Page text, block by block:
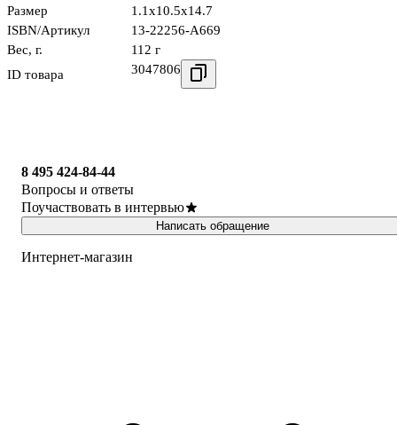
Размер
1.1x10.5x14.7
ISBN/Артикул
13-22256-А669
Вес, г.
112 г
ID товара
3047806
8 495 424-84-44
Вопросы и ответы
Поучаствовать в интервью
Написать обращение
Интернет-магазин